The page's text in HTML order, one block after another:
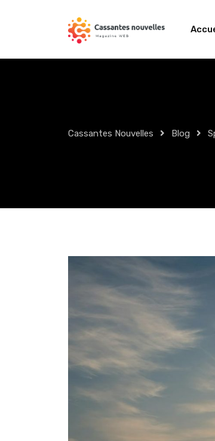
Cassantes Nouvelles Blog